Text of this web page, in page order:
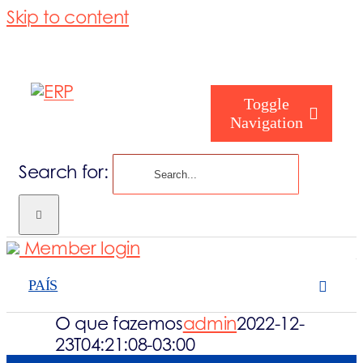
Skip to content
Toggle
Navigation
Quem somos
O que
Search for:
PAÍS
Member login
O que fazemosadmin2022-12-
23T04:21:08-03:00